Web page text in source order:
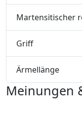
Martensitischer
Griff
Ärmellänge
Meinungen